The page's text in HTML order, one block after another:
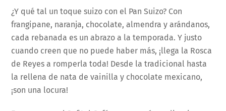
¿Y qué tal un toque suizo con el Pan Suizo? Con
frangipane, naranja, chocolate, almendra y arándanos,
cada rebanada es un abrazo a la temporada. Y justo
cuando creen que no puede haber más, ¡llega la Rosca
de Reyes a romperla toda! Desde la tradicional hasta
la rellena de nata de vainilla y chocolate mexicano,
¡son una locura!